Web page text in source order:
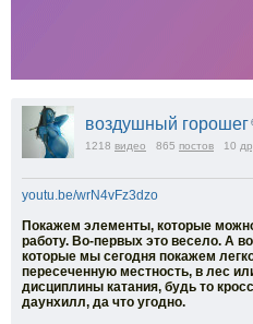
воздушный горошег
1218 видео 865 постов 10
youtu.be/wrN4vFz3dzo
Покажем элементы, которые
работу. Во-первых это весело. А
которые мы сегодня покажем
пересеченную местность, в лес
дисциплины катания, будь то
даунхилл, да что угодно.